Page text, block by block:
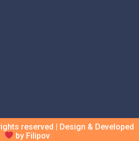
reserved | Design & Developed
by Filipov